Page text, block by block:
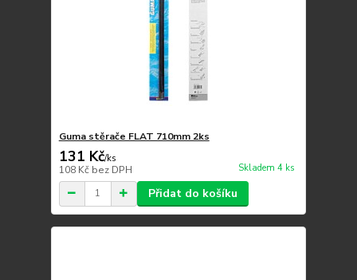
Guma stěrače FLAT 710mm 2ks
131 Kč/ks
108 Kč bez DPH Skladem 4 ks
Přidat do košíku